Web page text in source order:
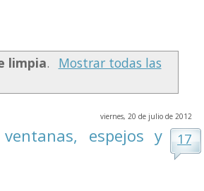
limpia.
Mostrar todas las
viernes, 20 de julio de 2012
17
espejos y